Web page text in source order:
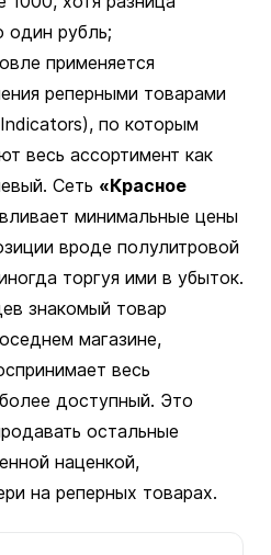
один рубль;
применяется
реперными товарами
по которым
весь ассортимент как
Сеть «Красное
минимальные цены
вроде полулитровой
торгуя ими в убыток.
знакомый товар
магазине,
весь
доступный. Это
остальные
наценкой,
на реперных товарах.